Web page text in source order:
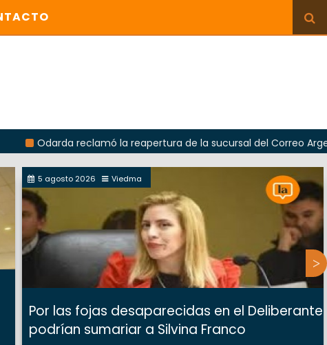
Odarda reclamó la reapertura de la sucursal del Correo Argentino
5 agosto 2026 Viedma
Por las fojas desaparecidas en el Deliberante
podrían sumariar a Silvina Franco